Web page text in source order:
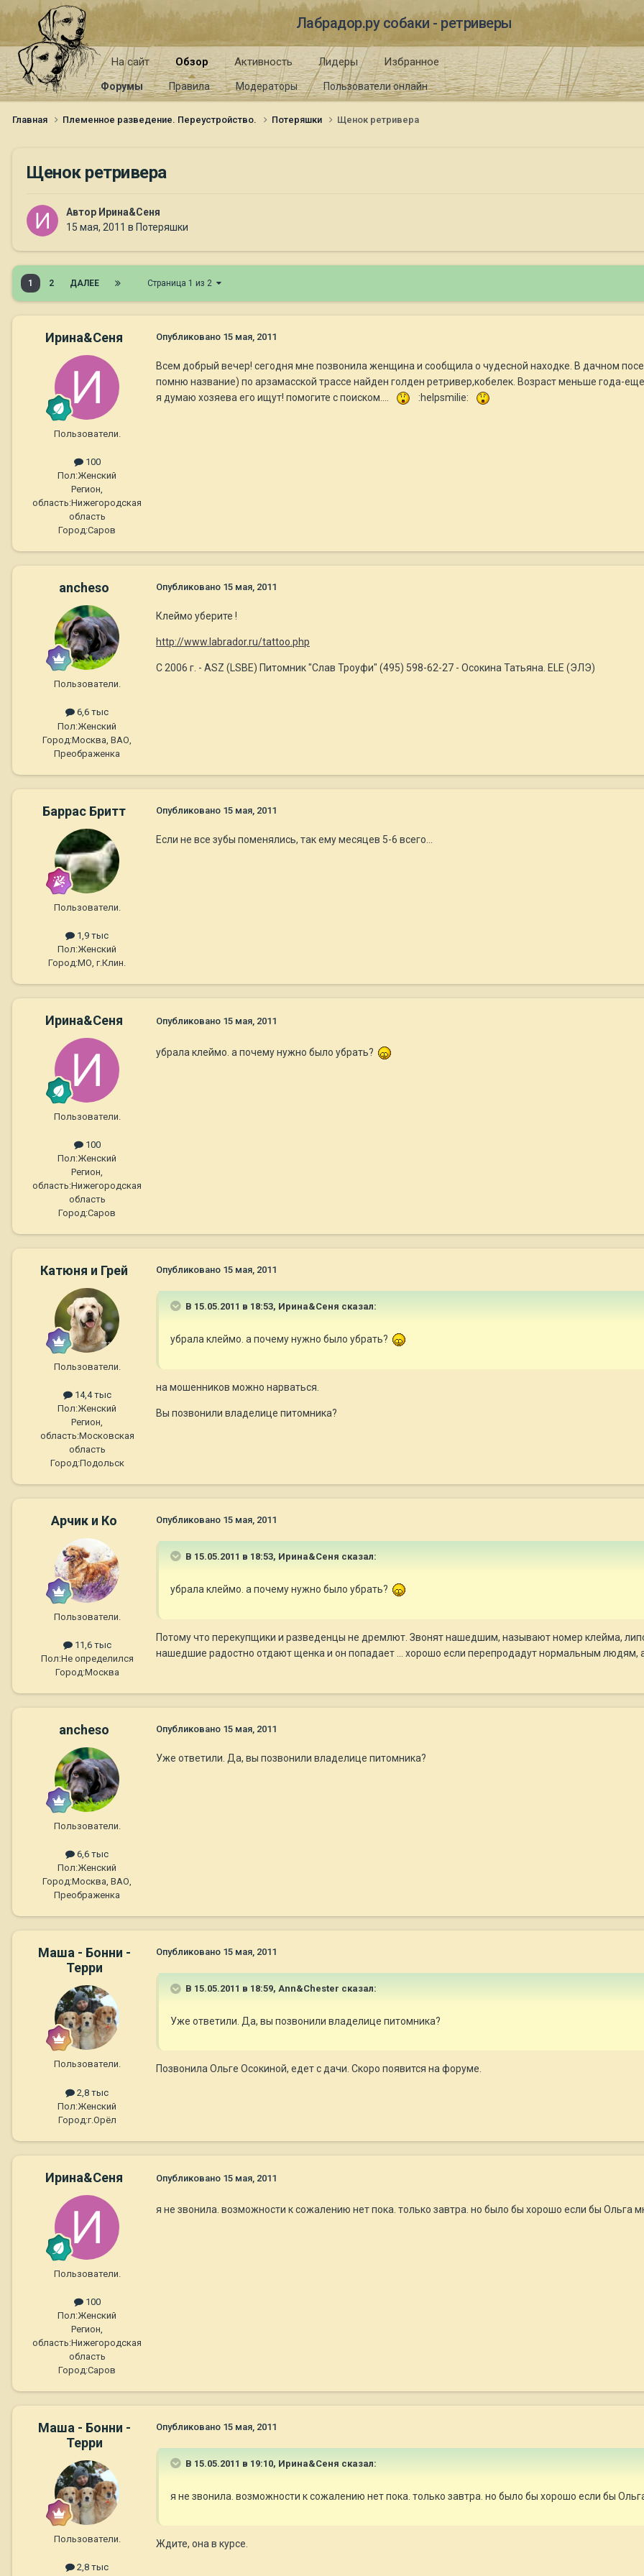
Лабрадор.ру собаки - ретриверы
На сайт Обзор
Форумы Правила Модераторы Пользователи онлайн
Активность Лидеры Избранное
Главная Племенное разведение. Переустройство. Потеряшки Щенок ретривера
Щенок ретривера
Автор Ирина&Сеня
15 мая, 2011 в Потеряшки
1 2 ДАЛЕЕ Страница 1 из 2
Ирина&Сеня
Пользователи.
100
Пол:Женский
Регион,
область:Нижегородская
область
Город:Саров
Опубликовано 15 мая, 2011
Всем добрый вечер! сегодня мне позвонила женщина и сообщила о чудесной находке. В дачном
помню название) по арзамасской трассе найден голден ретривер,кобелек. Возраст меньше года-
я думаю хозяева его ищут! помогите с поиском....
:helpsmilie:
ancheso
Пользователи.
6,6 тыс
Пол:Женский
Город:Москва, ВАО,
Преображенка
Опубликовано 15 мая, 2011
Клеймо уберите !
http://www.labrador.ru/tattoo.php
C 2006 г. - ASZ (LSBE) Питомник "Слав Троуфи" (495) 598-62-27 - Осокина Татьяна. ELE (ЭЛЭ)
Баррас Бритт
Пользователи.
1,9 тыс
Пол:Женский
Город:МО, г.Клин.
Опубликовано 15 мая, 2011
Если не все зубы поменялись, так ему месяцев 5-6 всего...
Ирина&Сеня
Пользователи.
100
Пол:Женский
Регион,
область:Нижегородская
область
Город:Саров
Опубликовано 15 мая, 2011
убрала клеймо. а почему нужно было убрать?
Катюня и Грей
Пользователи.
14,4 тыс
Пол:Женский
Регион,
область:Московская
область
Город:Подольск
Опубликовано 15 мая, 2011
В 15.05.2011 в 18:53, Ирина&Сеня сказал:
убрала клеймо. а почему нужно было убрать?
на мошенников можно нарваться.
Вы позвонили владелице питомника?
Арчик и Ко
Пользователи.
11,6 тыс
Пол:Не определился
Город:Москва
Опубликовано 15 мая, 2011
В 15.05.2011 в 18:53, Ирина&Сеня сказал:
убрала клеймо. а почему нужно было убрать?
Потому что перекупщики и разведенцы не дремлют. Звонят нашедшим, называют номер клейма,
нашедшие радостно отдают щенка и он попадает ... хорошо если перепродадут нормальным людям,
ancheso
Пользователи.
6,6 тыс
Пол:Женский
Город:Москва, ВАО,
Преображенка
Опубликовано 15 мая, 2011
Уже ответили. Да, вы позвонили владелице питомника?
Маша - Бонни -
Терри
Пользователи.
2,8 тыс
Пол:Женский
Город:г.Орёл
Опубликовано 15 мая, 2011
В 15.05.2011 в 18:59, Ann&Chester сказал:
Уже ответили. Да, вы позвонили владелице питомника?
Позвонила Ольге Осокиной, едет с дачи. Скоро появится на форуме.
Ирина&Сеня
Пользователи.
100
Пол:Женский
Регион,
область:Нижегородская
область
Город:Саров
Опубликовано 15 мая, 2011
я не звонила. возможности к сожалению нет пока. только завтра. но было бы хорошо если бы Ольга
Маша - Бонни -
Терри
Пользователи.
2,8 тыс
Опубликовано 15 мая, 2011
В 15.05.2011 в 19:10, Ирина&Сеня сказал:
я не звонила. возможности к сожалению нет пока. только завтра. но было бы хорошо если бы Ольга
Ждите, она в курсе.